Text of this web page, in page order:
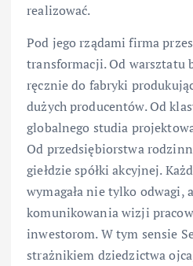
realizować.
Pod jego rządami firma
transformacji. Od warsztatu
ręcznie do fabryki
dużych producentów. Od
globalnego studia
Od przedsiębiorstwa
giełdzie spółki akcyjnej.
wymagała nie tylko odwagi,
komunikowania wizji
inwestorom. W tym sensie
strażnikiem dziedzictwa